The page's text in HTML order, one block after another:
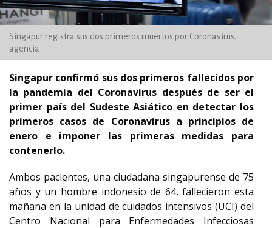
Singapur registra sus dos primeros muertos por Coronavirus.
agencia
Singapur confirmó sus dos primeros fallecidos por
la pandemia del Coronavirus después de ser el
primer país del Sudeste Asiático en detectar los
primeros casos de Coronavirus a principios de
enero e imponer las primeras medidas para
contenerlo.
Ambos pacientes, una ciudadana singapurense de 75
años y un hombre indonesio de 64, fallecieron esta
mañana en la unidad de cuidados intensivos (UCI) del
Centro Nacional para Enfermedades Infecciosas